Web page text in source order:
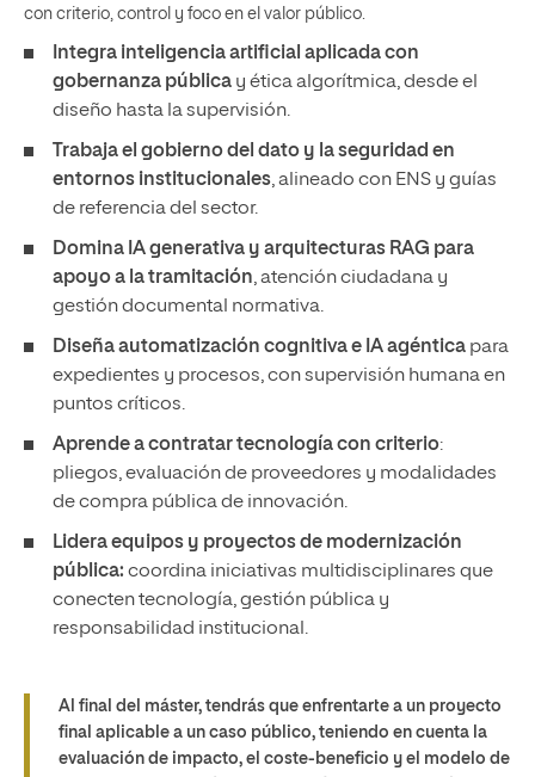
con criterio, control y foco en el valor público.
Integra inteligencia artificial aplicada con
gobernanza pública y ética algorítmica, desde el
diseño hasta la supervisión.
Trabaja el gobierno del dato y la seguridad en
entornos institucionales, alineado con ENS y guías
de referencia del sector.
Domina IA generativa y arquitecturas RAG para
apoyo a la tramitación, atención ciudadana y
gestión documental normativa.
Diseña automatización cognitiva e IA agéntica para
expedientes y procesos, con supervisión humana en
puntos críticos.
Aprende a contratar tecnología con criterio:
pliegos, evaluación de proveedores y modalidades
de compra pública de innovación.
Lidera equipos y proyectos de modernización
pública: coordina iniciativas multidisciplinares que
conecten tecnología, gestión pública y
responsabilidad institucional.
Al final del máster, tendrás que enfrentarte a un proyecto
final aplicable a un caso público, teniendo en cuenta la
evaluación de impacto, el coste-beneficio y el modelo de